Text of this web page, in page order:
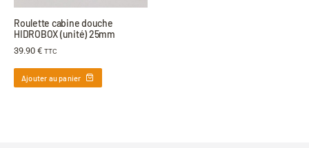
Roulette cabine douche
HIDROBOX (unité) 25mm
39.90 € TTC
Ajouter au panier